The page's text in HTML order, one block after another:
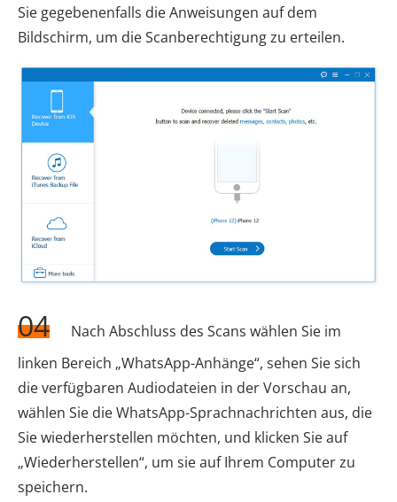
Sie gegebenenfalls die Anweisungen auf dem
Bildschirm, um die Scanberechtigung zu erteilen.
04
Nach Abschluss des Scans wählen Sie im
linken Bereich „WhatsApp-Anhänge“, sehen Sie sich
die verfügbaren Audiodateien in der Vorschau an,
wählen Sie die WhatsApp-Sprachnachrichten aus, die
Sie wiederherstellen möchten, und klicken Sie auf
„Wiederherstellen“, um sie auf Ihrem Computer zu
speichern.